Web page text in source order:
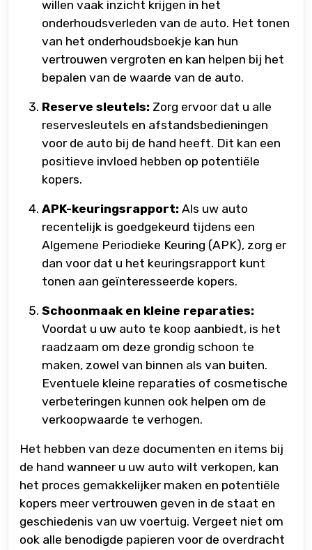
willen vaak inzicht krijgen in het
onderhoudsverleden van de auto. Het tonen
van het onderhoudsboekje kan hun
vertrouwen vergroten en kan helpen bij het
bepalen van de waarde van de auto.
Reserve sleutels: Zorg ervoor dat u alle
reservesleutels en afstandsbedieningen
voor de auto bij de hand heeft. Dit kan een
positieve invloed hebben op potentiële
kopers.
APK-keuringsrapport: Als uw auto
recentelijk is goedgekeurd tijdens een
Algemene Periodieke Keuring (APK), zorg er
dan voor dat u het keuringsrapport kunt
tonen aan geïnteresseerde kopers.
Schoonmaak en kleine reparaties:
Voordat u uw auto te koop aanbiedt, is het
raadzaam om deze grondig schoon te
maken, zowel van binnen als van buiten.
Eventuele kleine reparaties of cosmetische
verbeteringen kunnen ook helpen om de
verkoopwaarde te verhogen.
Het hebben van deze documenten en items bij
de hand wanneer u uw auto wilt verkopen, kan
het proces gemakkelijker maken en potentiële
kopers meer vertrouwen geven in de staat en
geschiedenis van uw voertuig. Vergeet niet om
ook alle benodigde papieren voor de overdracht